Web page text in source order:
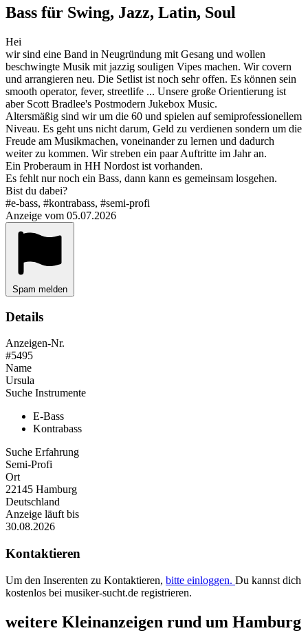
Bass für Swing, Jazz, Latin, Soul
Hei
wir sind eine Band in Neugründung mit Gesang und wollen
beschwingte Musik mit jazzig souligen Vipes machen. Wir covern
und arrangieren neu. Die Setlist ist noch sehr offen. Es können sein
smooth operator, fever, streetlife ... Unsere große Orientierung ist
aber Scott Bradlee's Postmodern Jukebox Music.
Altersmäßig sind wir um die 60 und spielen auf semiprofessionellem
Niveau. Es geht uns nicht darum, Geld zu verdienen sondern um die
Freude am Musikmachen, voneinander zu lernen und dadurch
weiter zu kommen. Wir streben ein paar Auftritte im Jahr an.
Ein Proberaum in HH Nordost ist vorhanden.
Es fehlt nur noch ein Bass, dann kann es gemeinsam losgehen.
Bist du dabei?
#e-bass, #kontrabass, #semi-profi
Anzeige vom 05.07.2026
Spam melden
Details
Anzeigen-Nr.
#5495
Name
Ursula
Suche Instrumente
E-Bass
Kontrabass
Suche Erfahrung
Semi-Profi
Ort
22145 Hamburg
Deutschland
Anzeige läuft bis
30.08.2026
Kontaktieren
Um den Inserenten zu Kontaktieren, bitte einloggen. Du kannst dich
kostenlos bei musiker-sucht.de registrieren.
weitere Kleinanzeigen rund um Hamburg